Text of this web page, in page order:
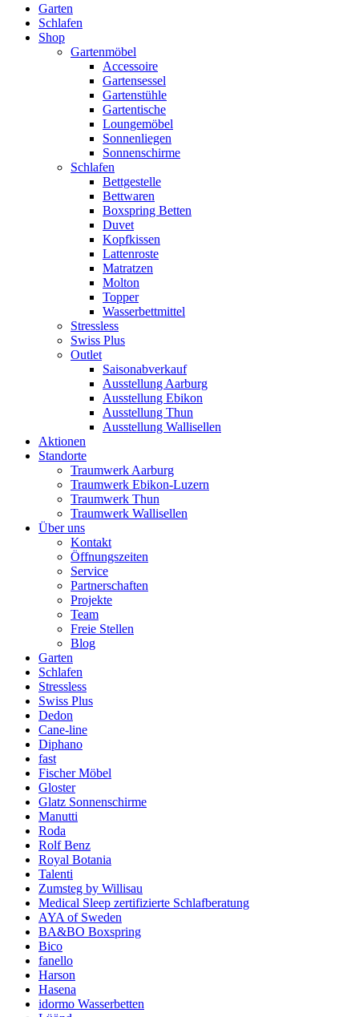
Garten
Schlafen
Shop
Gartenmöbel
Accessoire
Gartensessel
Gartenstühle
Gartentische
Loungemöbel
Sonnenliegen
Sonnenschirme
Schlafen
Bettgestelle
Bettwaren
Boxspring Betten
Duvet
Kopfkissen
Lattenroste
Matratzen
Molton
Topper
Wasserbettmittel
Stressless
Swiss Plus
Outlet
Saisonabverkauf
Ausstellung Aarburg
Ausstellung Ebikon
Ausstellung Thun
Ausstellung Wallisellen
Aktionen
Standorte
Traumwerk Aarburg
Traumwerk Ebikon-Luzern
Traumwerk Thun
Traumwerk Wallisellen
Über uns
Kontakt
Öffnungszeiten
Service
Partnerschaften
Projekte
Team
Freie Stellen
Blog
Garten
Schlafen
Stressless
Swiss Plus
Dedon
Cane-line
Diphano
fast
Fischer Möbel
Gloster
Glatz Sonnenschirme
Manutti
Roda
Rolf Benz
Royal Botania
Talenti
Zumsteg by Willisau
Medical Sleep zertifizierte Schlafberatung
AYA of Sweden
BA&BO Boxspring
Bico
fanello
Harson
Hasena
idormo Wasserbetten